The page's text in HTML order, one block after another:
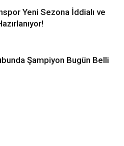
Yeni Sezona İddialı ve
Şampiyon Bugün Belli